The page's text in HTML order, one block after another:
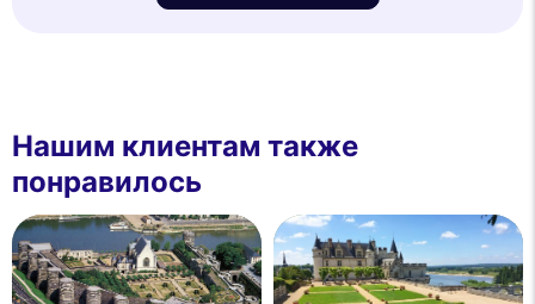
Нашим клиентам также
понравилось